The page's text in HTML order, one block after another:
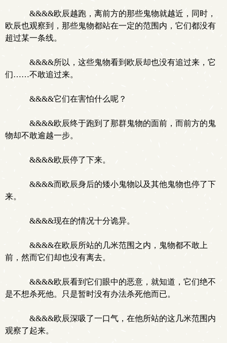
&&&&欧辰越跑，离前方的那些鬼物就越近，同时，
欧辰也观察到，那些鬼物都站在一定的范围内，它们都没有
超过某一条线。
&&&&所以，这些鬼物看到欧辰却也没有追过来，它
们……不敢追过来。
&&&&它们在害怕什么呢？
&&&&欧辰终于跑到了那群鬼物的面前，而前方的鬼
物却不敢逾越一步。
&&&&欧辰停了下来。
&&&&而欧辰身后的矮小鬼物以及其他鬼物也停了下
来。
&&&&现在的情况十分诡异。
&&&&在欧辰所站的几米范围之内，鬼物都不敢上
前，然而它们却也没有离去。
&&&&欧辰看到它们眼中的恶意，就知道，它们绝不
是不想杀死他。只是暂时没有办法杀死他而已。
&&&&欧辰深吸了一口气，在他所站的这几米范围内
观察了起来。